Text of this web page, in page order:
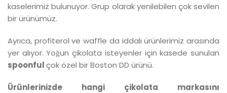
kaselerimiz bulunuyor. Grup olarak yenilebilen çok sevilen
bir ürünümüz.
Ayrıca, profiterol ve waffle da iddalı ürünlerimiz arasında
yer alıyor. Yoğun çikolata isteyenler için kasede sunulan
spoonfulçok özel bir Boston DD ürünü.
Ürünlerinizde hangi çikolata markasını